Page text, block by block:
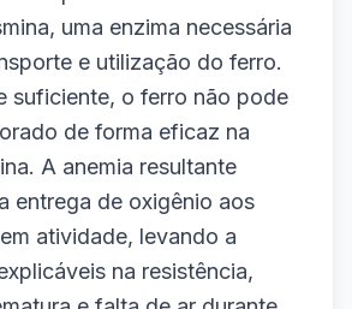
uma enzima necessária
e utilização do ferro.
suficiente, o ferro não pode
de forma eficaz na
A anemia resultante
entrega de oxigênio aos
atividade, levando a
na resistência,